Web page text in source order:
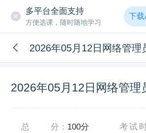
多平台全面支持
方便选课，随时随地学习
下
2026年05月12日网络管理
2026年05月12日网络管理
总分 ： 100分 考试